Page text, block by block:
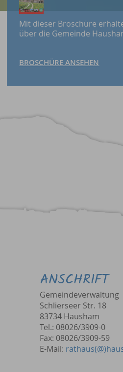
Mit dieser Broschüre
über die Gemeinde
BROSCHÜRE ANSEHEN
ANSCHRIFT
Gemeindeverwaltung
Schlierseer Str. 18
83734 Hausham
Tel.: 08026/3909-0
Fax: 08026/3909-59
E-Mail: